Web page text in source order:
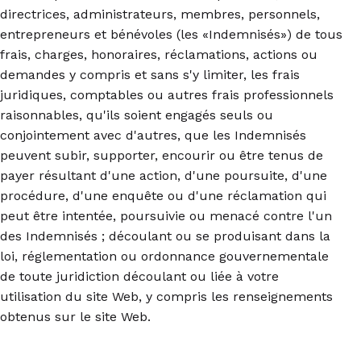
directrices, administrateurs, membres, personnels,
entrepreneurs et bénévoles (les «Indemnisés») de tous
frais, charges, honoraires, réclamations, actions ou
demandes y compris et sans s'y limiter, les frais
juridiques, comptables ou autres frais professionnels
raisonnables, qu'ils soient engagés seuls ou
conjointement avec d'autres, que les Indemnisés
peuvent subir, supporter, encourir ou être tenus de
payer résultant d'une action, d'une poursuite, d'une
procédure, d'une enquête ou d'une réclamation qui
peut être intentée, poursuivie ou menacé contre l'un
des Indemnisés ; découlant ou se produisant dans la
loi, réglementation ou ordonnance gouvernementale
de toute juridiction découlant ou liée à votre
utilisation du site Web, y compris les renseignements
obtenus sur le site Web.